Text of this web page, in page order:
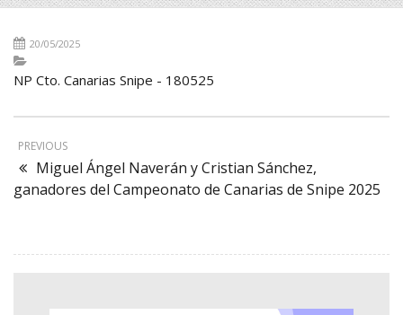
20/05/2025
NP Cto. Canarias Snipe - 180525
PREVIOUS
Miguel Ángel Naverán y Cristian Sánchez,
ganadores del Campeonato de Canarias de Snipe 2025